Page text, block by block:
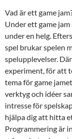
Vad är ett game
Under ett game
under en helg.
spel brukar spelen
spelupplevelser.
experiment, för att
tema för game
verktyg och idéer
intresse för
hjälpa dig att hitta
Programmering är